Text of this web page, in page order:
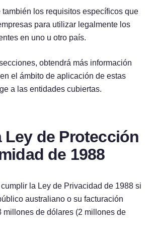
los requisitos específicos que
para utilizar legalmente los
en uno u otro país.
obtendrá más información
el ámbito de aplicación de estas
a las entidades cubiertas.
Ley de Protección
de 1988
la Ley de Privacidad de 1988 si
australiano o su facturación
millones de dólares (2 millones de